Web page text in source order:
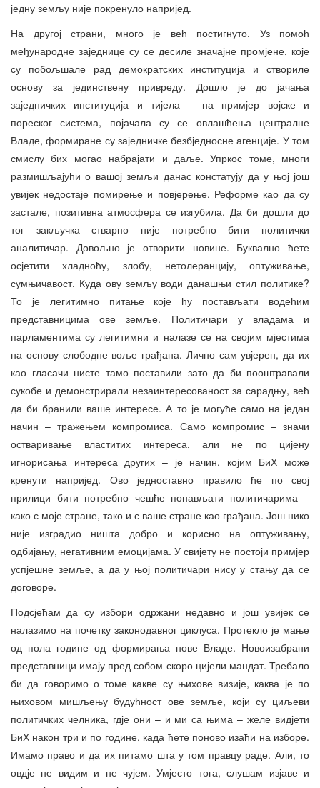
једну земљу није покренуло напријед.
На другој страни, много је већ постигнуто. Уз помоћ
међународне заједнице су се десиле значајне промјене, које
су побољшале рад демократских институција и створиле
основу за јединствену привреду. Дошло је до јачања
заједничких институција и тијела – на примјер војске и
пореског система, појачала су се овлашћења централне
Владе, формиране су заједничке безбједносне агенције. У том
смислу бих могао набрајати и даље. Упркос томе, многи
размишљајући о вашој земљи данас констатују да у њој још
увијек недостаје помирење и повјерење. Реформе као да су
застале, позитивна атмосфера се изгубила. Да би дошли до
тог закључка стварно није потребно бити политички
аналитичар. Довољно је отворити новине. Буквално ћете
осјетити хладноћу, злобу, нетолеранцију, оптуживање,
сумњичавост. Куда ову земљу води данашњи стил политике?
То је легитимно питање које ћу постављати водећим
представницима ове земље. Политичари у владама и
парламентима су легитимни и налазе се на својим мјестима
на основу слободне воље грађана. Лично сам увјерен, да их
као гласачи нисте тамо поставили зато да би пооштравали
сукобе и демонстрирали незаинтересованост за сарадњу, већ
да би бранили ваше интересе. А то је могуће само на један
начин – тражењем компромиса. Само компромис – значи
остваривање властитих интереса, али не по цијену
игнорисања интереса других – је начин, којим БиХ може
кренути напријед. Ово једноставно правило ће по свој
прилици бити потребно чешће понављати политичарима –
како с моје стране, тако и с ваше стране као грађана. Још нико
није изградио ништа добро и корисно на оптуживању,
одбијању, негативним емоцијама. У свијету не постоји примјер
успјешне земље, а да у њој политичари нису у стању да се
договоре.
Подсјећам да су избори одржани недавно и још увијек се
налазимо на почетку законодавног циклуса. Протекло је мање
од пола године од формирања нове Владе. Новоизабрани
представници имају пред собом скоро цијели мандат. Требало
би да говоримо о томе какве су њихове визије, каква је по
њиховом мишљењу будућност ове земље, који су циљеви
политичких челника, гдје они – и ми са њима – желе видјети
БиХ након три и по године, када ћете поново изаћи на изборе.
Имамо право и да их питамо шта у том правцу раде. Али, то
овдје не видим и не чујем. Умјесто тога, слушам изјаве и